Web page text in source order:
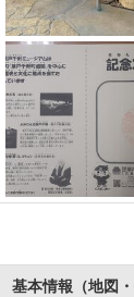
基本情報（地図・